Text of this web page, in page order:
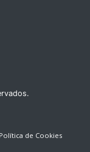
Política de Cookies